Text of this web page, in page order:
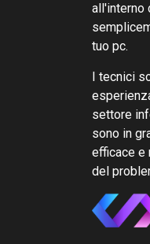
all'interno
tuo pc.
I tecnici
settore
sono in
efficace e
del